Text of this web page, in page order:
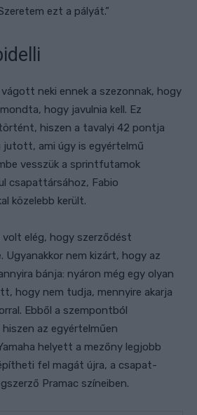
ezt a pályát.”
neki ennek a szezonnak, hogy
hogy javulnia kell. Ez
hiszen a tavalyi 42 pontja
jutott, ami úgy is egyértelmű
vesszük a sprintfutamok
csapattársához, Fabio
közelebb került.
volt elég, hogy szerződést
Ugyanakkor nem kizárt, hogy az
bánja: nyáron még egy olyan
hogy nem tudja, mennyire akarja
Ebből a szempontból
az egyértelműen
helyett a mezőny legjobb
fel magát újra, a csapat-
Pramac színeiben.